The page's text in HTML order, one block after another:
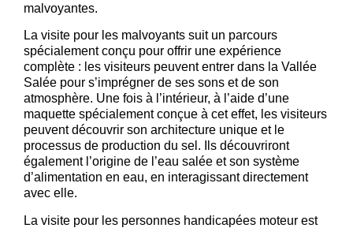
malvoyantes.
La visite pour les malvoyants suit un parcours
spécialement conçu pour offrir une expérience
complète : les visiteurs peuvent entrer dans la Vallée
Salée pour s’imprégner de ses sons et de son
atmosphère. Une fois à l’intérieur, à l’aide d’une
maquette spécialement conçue à cet effet, les visiteurs
peuvent découvrir son architecture unique et le
processus de production du sel. Ils découvriront
également l’origine de l’eau salée et son système
d’alimentation en eau, en interagissant directement
avec elle.
La visite pour les personnes handicapées moteur est